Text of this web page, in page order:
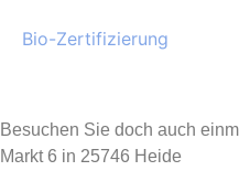
Bio-Zertifizierung
Besuchen Sie doch auch
Markt 6 in 25746 Heide